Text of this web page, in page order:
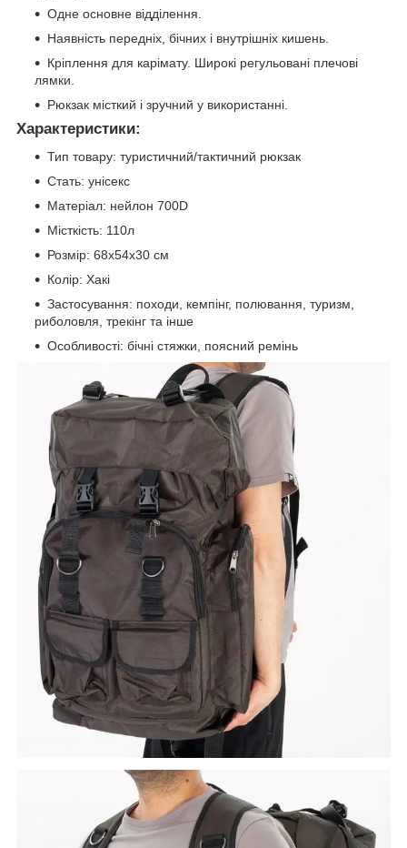
Одне основне відділення.
Наявність передніх, бічних і внутрішніх кишень.
Кріплення для карімату. Широкі регульовані плечові
лямки.
Рюкзак місткий і зручний у використанні.
Характеристики:
Тип товару: туристичний/тактичний рюкзак
Стать: унісекс
Матеріал: нейлон 700D
Місткість: 110л
Розмір: 68х54х30 см
Колір: Хакі
Застосування: походи, кемпінг, полювання, туризм,
риболовля, трекінг та інше
Особливості: бічні стяжки, поясний ремінь